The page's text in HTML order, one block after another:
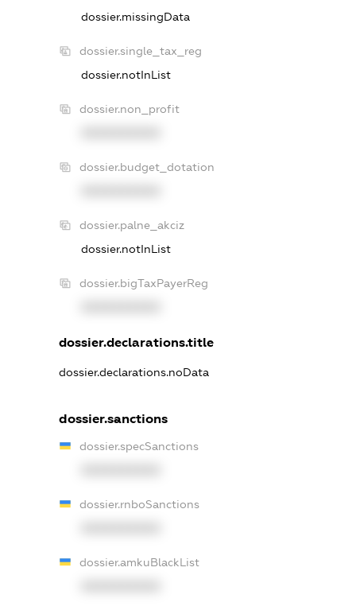
dossier.missingData
dossier.single_tax_reg
dossier.notInList
dossier.non_profit
dossier.budget_dotation
dossier.palne_akciz
dossier.notInList
dossier.bigTaxPayerReg
dossier.declarations.title
dossier.declarations.noData
dossier.sanctions
dossier.specSanctions
dossier.rnboSanctions
dossier.amkuBlackList